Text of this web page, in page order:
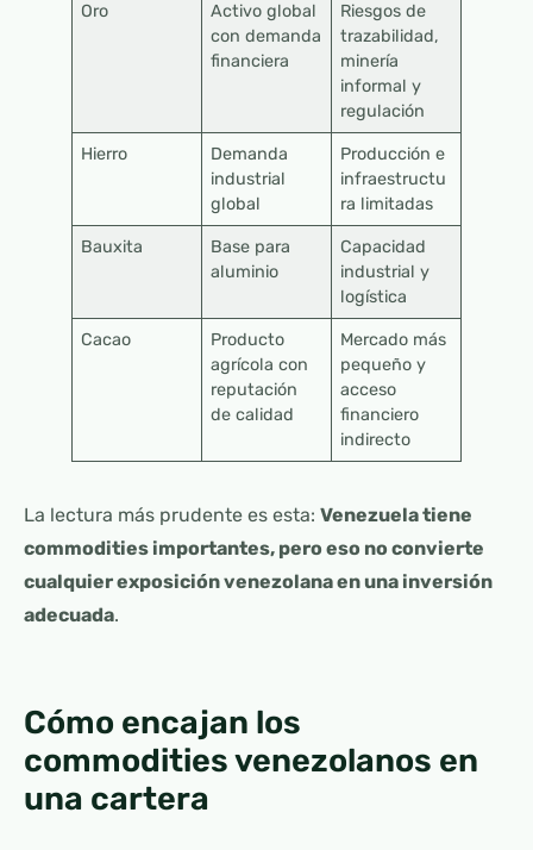
Oro
Activo global
con demanda
financiera
Riesgos de
trazabilidad,
minería
informal y
regulación
Hierro
Demanda
industrial
global
Producción e
infraestructu
ra limitadas
Bauxita
Base para
aluminio
Capacidad
industrial y
logística
Cacao
Producto
agrícola con
reputación
de calidad
Mercado más
pequeño y
acceso
financiero
indirecto
La lectura más prudente es esta: Venezuela tiene
commodities importantes, pero eso no convierte
cualquier exposición venezolana en una inversión
adecuada.
Cómo encajan los
commodities venezolanos en
una cartera